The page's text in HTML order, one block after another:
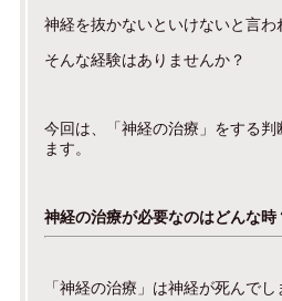
神経を抜かないといけないと言わ
そんな経験はありませんか？
今回は、「神経の治療」をする判
ます。
神経の治療が必要なのはどんな時
「神経の治療」は神経が死んでし